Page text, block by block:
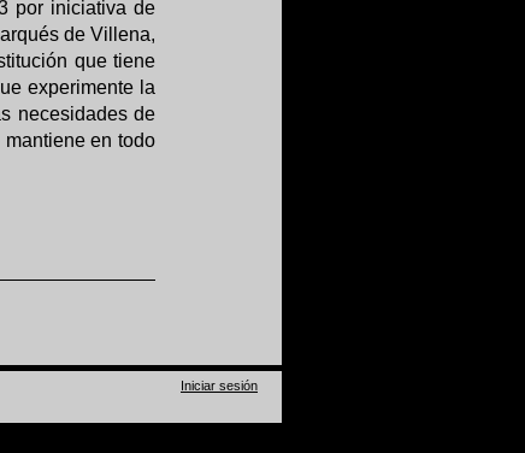
por iniciativa de
de Villena,
que tiene
experimente la
necesidades de
en todo
Iniciar sesión